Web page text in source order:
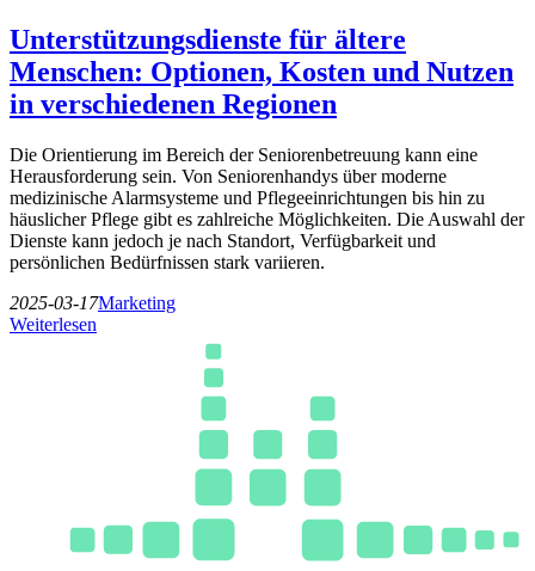
Unterstützungsdienste für ältere
Menschen: Optionen, Kosten und Nutzen
in verschiedenen Regionen
Die Orientierung im Bereich der Seniorenbetreuung kann eine
Herausforderung sein. Von Seniorenhandys über moderne
medizinische Alarmsysteme und Pflegeeinrichtungen bis hin zu
häuslicher Pflege gibt es zahlreiche Möglichkeiten. Die Auswahl der
Dienste kann jedoch je nach Standort, Verfügbarkeit und
persönlichen Bedürfnissen stark variieren.
2025-03-17Marketing
Weiterlesen